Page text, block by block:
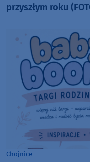
przyszłym roku
Chojnice